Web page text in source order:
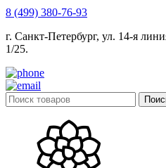
8 (499) 380-76-93
г. Санкт-Петербург, ул. 14-я
1/25.